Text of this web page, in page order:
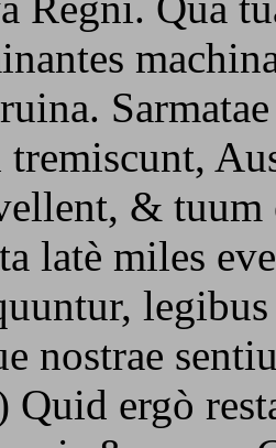
&
latè miles
nostrae
Quid ergò